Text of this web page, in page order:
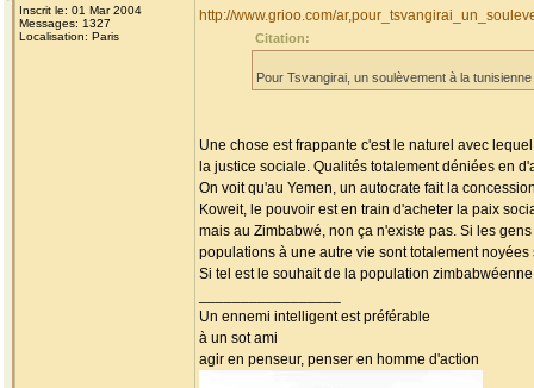
Inscrit le: 01 Mar 2004
Messages: 1327
Localisation: Paris
http://www.grioo.com/
Citation:
Pour Tsvangirai, un soulèvement à la
Une chose est frappante c'est le naturel avec
la justice sociale. Qualités totalement déniées en
On voit qu'au Yemen, un autocrate fait la
Koweit, le pouvoir est en train d'acheter la paix
mais au Zimbabwé, non ça n'existe pas. Si les
populations à une autre vie sont totalement
Si tel est le souhait de la population
Un ennemi intelligent est préférable
à un sot ami
agir en penseur, penser en homme d'action